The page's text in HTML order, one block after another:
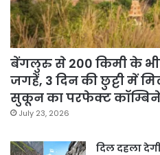
बेंगलुरु से 200 किमी के
जगहें, 3 दिन की छुट्टी में
सुकून का परफेक्ट
July 23, 2026
दिल दहला